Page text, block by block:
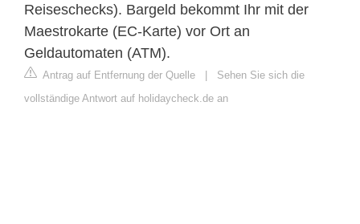
Reiseschecks). Bargeld bekommt Ihr mit der
Maestrokarte (EC-Karte) vor Ort an
Geldautomaten (ATM).
Antrag auf Entfernung der Quelle | Sehen Sie sich die
vollständige Antwort auf holidaycheck.de an